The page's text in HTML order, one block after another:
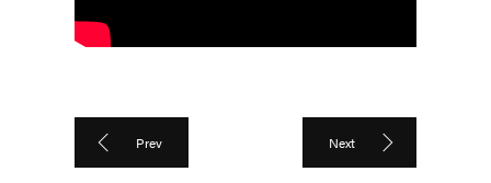
Prev Next